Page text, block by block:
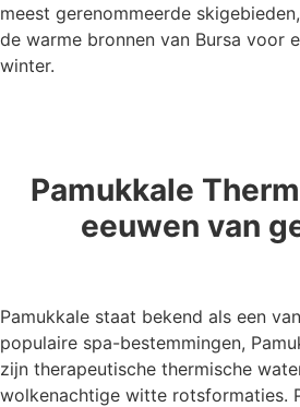
meest gerenommeerde
de warme bronnen van Bursa voor
winter.
Pamukkale
eeuwen van
Pamukkale staat bekend als een
populaire spa-bestemmingen,
zijn therapeutische thermische
wolkenachtige witte rotsformaties.